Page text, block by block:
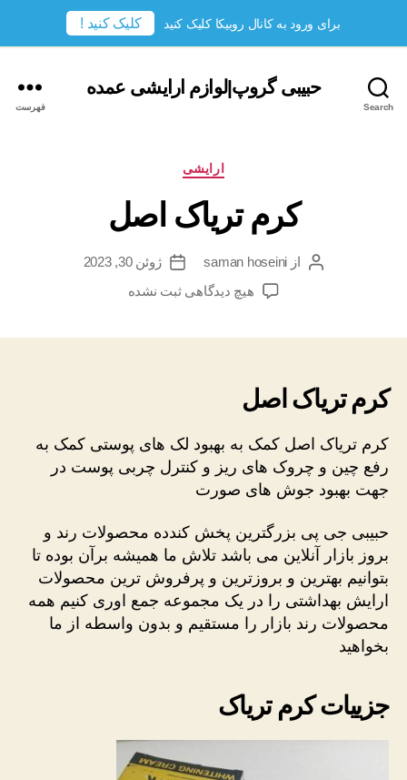
Search
حبیبی گروپ|لوازم ارایشی عمده
فهرست
دسته‌ها
ارایشی
کرم تریاک اصل
نویسندهٔ
از saman hoseini
تاریخژوئن 30, 2023
هیچ دیدگاهیبرای
ثبت نشده
کرم تریاک اصل
کرم تریاک اصل کمک به بهبود لک های پوستی کمک به
رفع چین و چروک های ریز و کنترل چربی پوست در
جهت بهبود جوش های صورت
حبیبی جی پی بزرگترین پخش کندده محصولات رند و
بروز بازار آنلاین می باشد تلاش ما همیشه برآن بوده تا
بتوانیم بهترین و بروزترین و پرفروش ترین محصولات
ارایش بهداشتی را در یک مجموعه جمع اوری کنیم همه
محصولات رند بازار را مستقیم و بدون واسطه از ما
بخواهید
جزییات کرم تریاک
برای ورود به کانال روبیکا کلیک کنید کلیک کنید !